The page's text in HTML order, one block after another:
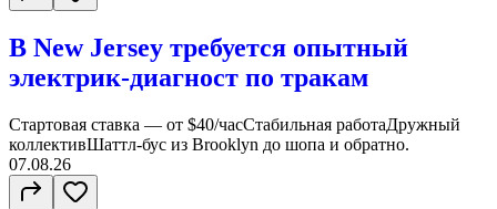
В New Jersey требуется опытный
электрик-диагност по тракам
Стартовая ставка — от $40/часСтабильная работаДружный
коллективШаттл-бус из Brooklyn до шопа и обратно.
07.08.26